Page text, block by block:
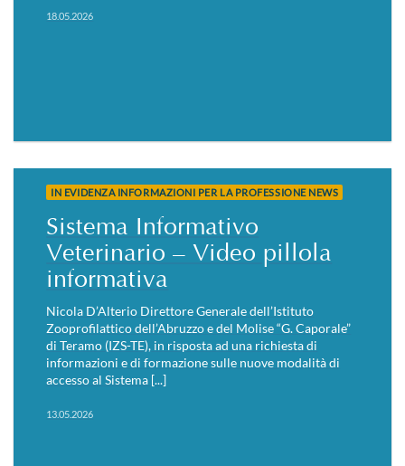
18.05.2026
IN EVIDENZA INFORMAZIONI PER LA PROFESSIONE NEWS
Sistema Informativo
Veterinario – Video pillola
informativa
Nicola D’Alterio Direttore Generale dell’Istituto
Zooprofilattico dell’Abruzzo e del Molise “G. Caporale”
di Teramo (IZS-TE), in risposta ad una richiesta di
informazioni e di formazione sulle nuove modalità di
accesso al Sistema [...]
13.05.2026